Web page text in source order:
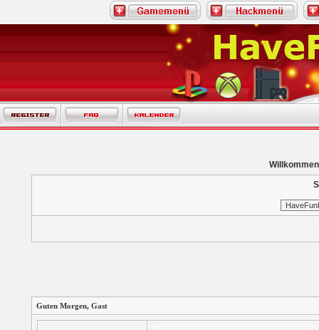
Guten Morgen, Gast